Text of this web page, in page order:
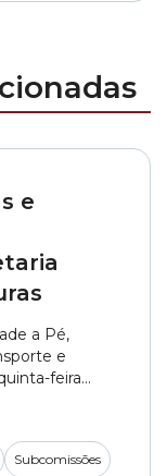
e
a Pé,
e
feira
semestre de
Municipal das
pelo
Subcomissões